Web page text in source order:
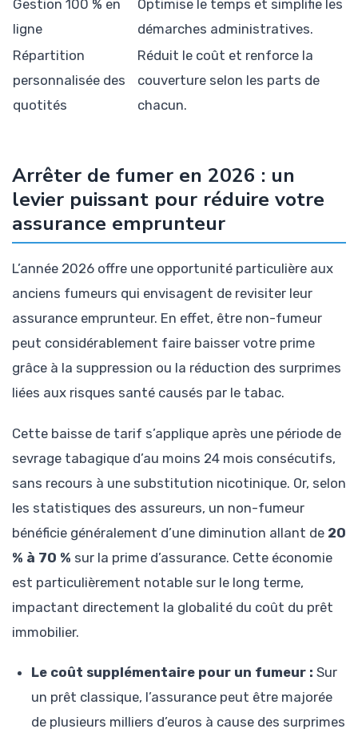
Gestion 100 % en
ligne
Optimise le temps et simplifie les
démarches administratives.
Répartition
personnalisée des
quotités
Réduit le coût et renforce la
couverture selon les parts de
chacun.
Arrêter de fumer en 2026 : un
levier puissant pour réduire votre
assurance emprunteur
L’année 2026 offre une opportunité particulière aux
anciens fumeurs qui envisagent de revisiter leur
assurance emprunteur. En effet, être non-fumeur
peut considérablement faire baisser votre prime
grâce à la suppression ou la réduction des surprimes
liées aux risques santé causés par le tabac.
Cette baisse de tarif s’applique après une période de
sevrage tabagique d’au moins 24 mois consécutifs,
sans recours à une substitution nicotinique. Or, selon
les statistiques des assureurs, un non-fumeur
bénéficie généralement d’une diminution allant de 20
% à 70 % sur la prime d’assurance. Cette économie
est particulièrement notable sur le long terme,
impactant directement la globalité du coût du prêt
immobilier.
Le coût supplémentaire pour un fumeur : Sur
un prêt classique, l’assurance peut être majorée
de plusieurs milliers d’euros à cause des surprimes